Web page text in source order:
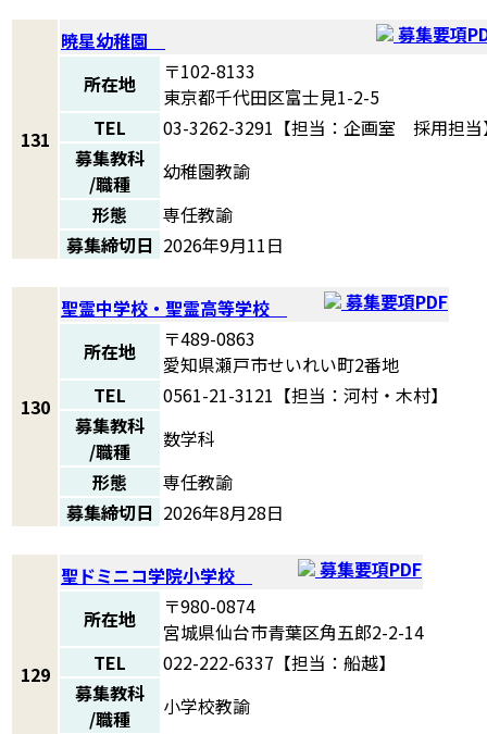
131
暁星幼稚園
募集要項
所在地
〒102-8133
東京都千代田区富士見1-2-5
TEL
03-3262-3291【担当：企画室 採用担当
募集教科
/職種
幼稚園教諭
形態
専任教諭
募集締切日 2026年9月11日
130
聖霊中学校・聖霊高等学校
募集要項PDF
所在地
〒489-0863
愛知県瀬戸市せいれい町2番地
TEL
0561-21-3121【担当：河村・木村】
募集教科
/職種
数学科
形態
専任教諭
募集締切日 2026年8月28日
129
聖ドミニコ学院小学校
募集要項PDF
所在地
〒980-0874
宮城県仙台市青葉区角五郎2-2-14
TEL
022-222-6337【担当：船越】
募集教科
/職種
小学校教諭